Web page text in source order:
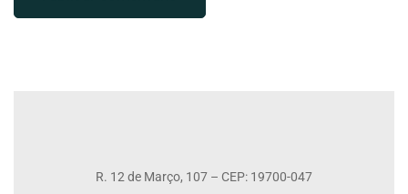
R. 12 de Março, 107 – CEP: 19700-047